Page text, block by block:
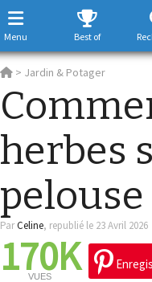
Menu Best of
> Jardin & Potager
herbes
pelouse
ParCeline, republié le 23 Avril 2026
170K
VUES